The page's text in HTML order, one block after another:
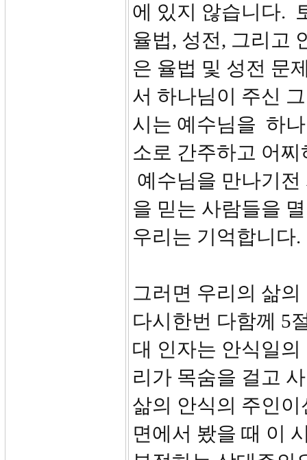
에 있지 않습니다.
율법, 성전, 그리고
은 율법 및 성전 문
서 하나님이 주신
시는 예수님을 하
소로 간주하고 어
예수님을 만나기
을 믿는 사람들을
우리는 기억합니다.
그러면 우리의 삶
다시한번 다함께 5
대 인자는 안식일
리가 목숨을 걸고
삶의 안식의 주인
면에서 봤을 때 이